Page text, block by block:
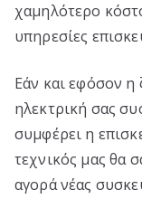
χαμηλότερο
υπηρεσίες
Εάν και εφόσον η
ηλεκτρική σας
συμφέρει η
τεχνικός μας θα
αγορά νέας